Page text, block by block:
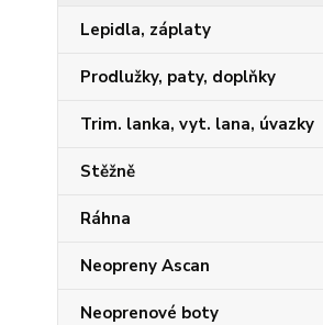
Lepidla, záplaty
Prodlužky, paty, doplňky
Trim. lanka, vyt. lana, úvazky
Stěžně
Ráhna
Neopreny Ascan
Neoprenové boty